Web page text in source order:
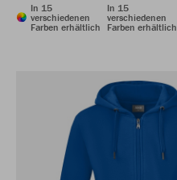
In 15
verschiedenen
Farben erhältlich
In 15
verschiedenen
Farben erhältlich